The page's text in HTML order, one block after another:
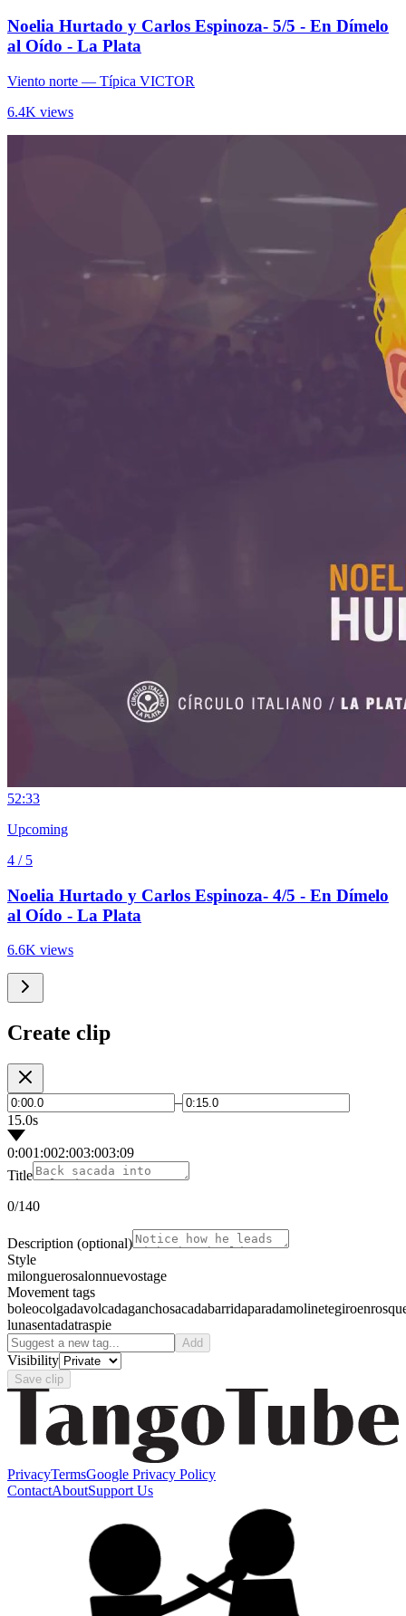
Noelia Hurtado y Carlos Espinoza- 5/5 - En Dímelo
al Oído - La Plata
Viento norte — Típica VICTOR
6.4K views
52:33
Upcoming
4 / 5
Noelia Hurtado y Carlos Espinoza- 4/5 - En Dímelo
al Oído - La Plata
6.6K views
Create clip
–
15.0s
0:001:002:003:003:09
Title
0/140
Description (optional)
Style
milonguerosalonnuevostage
Movement tags
boleocolgadavolcadaganchosacadabarridaparadamolinetegiro
lunasentadatraspie
Add
Visibility
Save clip
PrivacyTermsGoogle Privacy Policy
ContactAboutSupport Us